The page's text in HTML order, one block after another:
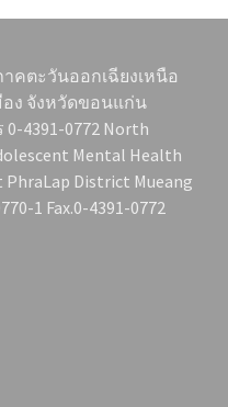
คตะวันออกเฉียงเหนือ
อง จังหวัดขอนแก่น
4391-0772 North
Mental Health
PhraLap District Mueang
1 Fax.0-4391-0772